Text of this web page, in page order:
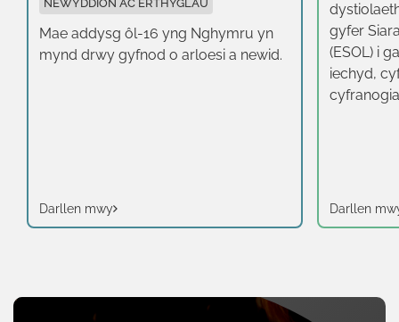
NEWYDDION AC ERTHYGLAU
Mae addysg ôl-16 yng Nghymru yn
mynd drwy gyfnod o arloesi a newid.
Darllen mwy
gyfer
(ESOL) i
iechyd,
Darllen